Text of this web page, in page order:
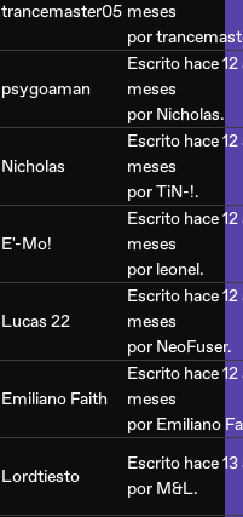
trancemaster05 meses
por
psygoaman
Escrito hace
meses
por Nicholas.
Nicholas
Escrito hace
meses
porTiN-!.
E'-Mo!
Escrito hace 12
meses
por leonel.
Lucas 22
Escrito hace 12
meses
por NeoFuser.
Emiliano Faith
Escrito hace 12
meses
por Emiliano
Lordtiesto
Escrito hace 13
por M&L.